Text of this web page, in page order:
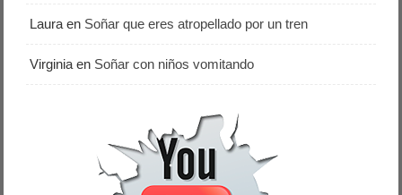
Laura en Soñar que eres atropellado por un tren
Virginia en Soñar con niños vomitando